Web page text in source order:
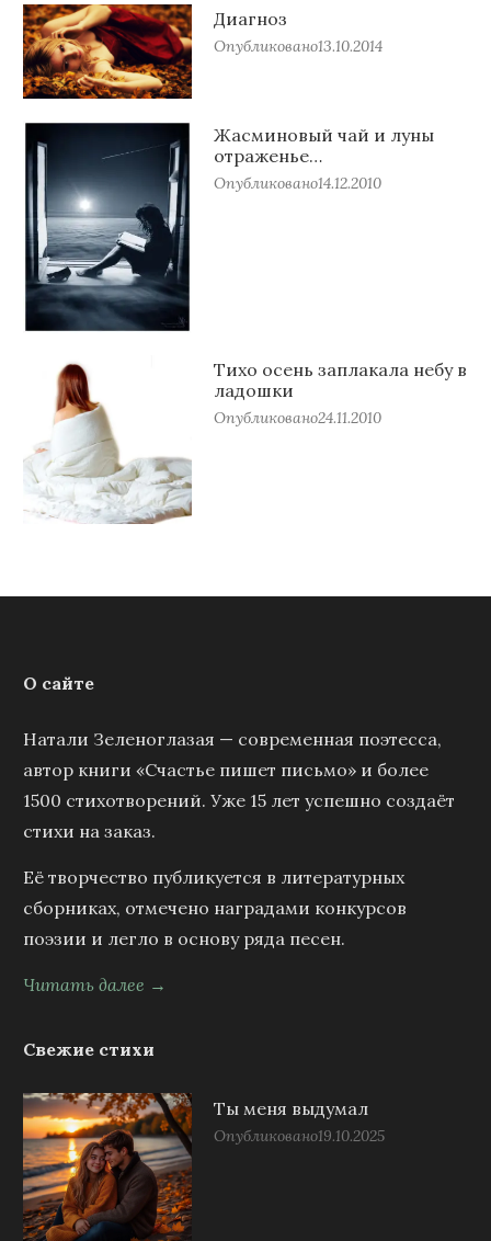
Диагноз
Опубликовано13.10.2014
Жасминовый чай и луны
отраженье…
Опубликовано14.12.2010
Тихо осень заплакала небу в
ладошки
Опубликовано24.11.2010
О сайте
Натали Зеленоглазая — современная поэтесса,
автор книги «Счастье пишет письмо» и более
1500 стихотворений. Уже 15 лет успешно создаёт
стихи на заказ.
Её творчество публикуется в литературных
сборниках, отмечено наградами конкурсов
поэзии и легло в основу ряда песен.
Читать далее →
Свежие стихи
Ты меня выдумал
Опубликовано19.10.2025